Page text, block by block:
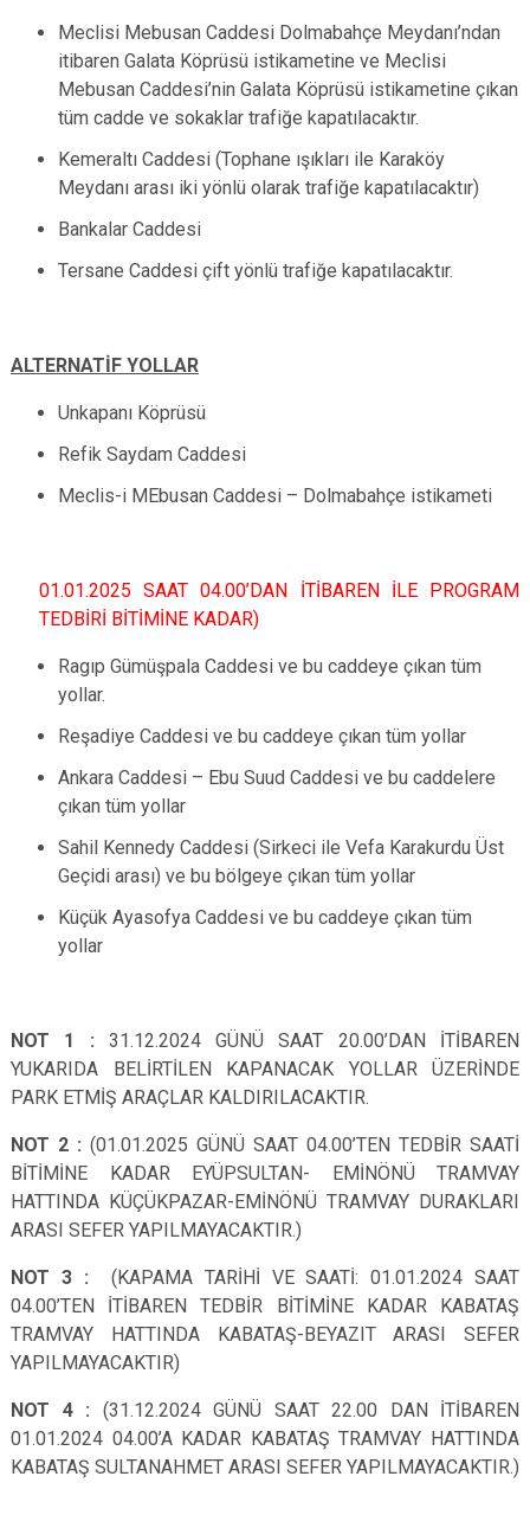
Meclisi Mebusan Caddesi Dolmabahçe Meydanı’ndan
itibaren Galata Köprüsü istikametine ve Meclisi
Mebusan Caddesi’nin Galata Köprüsü istikametine çıkan
tüm cadde ve sokaklar trafiğe kapatılacaktır.
Kemeraltı Caddesi (Tophane ışıkları ile Karaköy
Meydanı arası iki yönlü olarak trafiğe kapatılacaktır)
Bankalar Caddesi
Tersane Caddesi çift yönlü trafiğe kapatılacaktır.
ALTERNATİF YOLLAR
Unkapanı Köprüsü
Refik Saydam Caddesi
Meclis-i MEbusan Caddesi – Dolmabahçe istikameti
01.01.2025 SAAT 04.00’DAN İTİBAREN İLE PROGRAM
TEDBİRİ BİTİMİNE KADAR)
Ragıp Gümüşpala Caddesi ve bu caddeye çıkan tüm
yollar.
Reşadiye Caddesi ve bu caddeye çıkan tüm yollar
Ankara Caddesi – Ebu Suud Caddesi ve bu caddelere
çıkan tüm yollar
Sahil Kennedy Caddesi (Sirkeci ile Vefa Karakurdu Üst
Geçidi arası) ve bu bölgeye çıkan tüm yollar
Küçük Ayasofya Caddesi ve bu caddeye çıkan tüm
yollar
NOT 1 : 31.12.2024 GÜNÜ SAAT 20.00’DAN İTİBAREN
YUKARIDA BELİRTİLEN KAPANACAK YOLLAR ÜZERİNDE
PARK ETMİŞ ARAÇLAR KALDIRILACAKTIR.
NOT 2 : (01.01.2025 GÜNÜ SAAT 04.00’TEN TEDBİR SAATİ
BİTİMİNE KADAR EYÜPSULTAN- EMİNÖNÜ TRAMVAY
HATTINDA KÜÇÜKPAZAR-EMİNÖNÜ TRAMVAY DURAKLARI
ARASI SEFER YAPILMAYACAKTIR.)
NOT 3 : (KAPAMA TARİHİ VE SAATİ: 01.01.2024 SAAT
04.00’TEN İTİBAREN TEDBİR BİTİMİNE KADAR KABATAŞ
TRAMVAY HATTINDA KABATAŞ-BEYAZIT ARASI SEFER
YAPILMAYACAKTIR)
NOT 4 : (31.12.2024 GÜNÜ SAAT 22.00 DAN İTİBAREN
01.01.2024 04.00’A KADAR KABATAŞ TRAMVAY HATTINDA
KABATAŞ SULTANAHMET ARASI SEFER YAPILMAYACAKTIR.)